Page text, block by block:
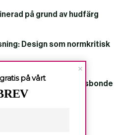
på grund av hudfärg
Design som normkritisk
fru och rätta husbonde
på vårt